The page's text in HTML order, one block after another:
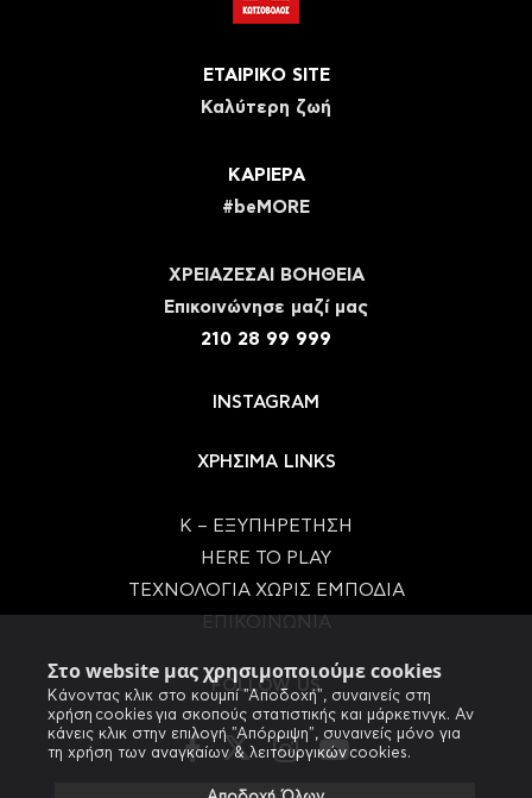
Στο website μας χρησιμοποιούμε cookies
Κάνοντας κλικ στο κουμπί "Αποδοχή", συναινείς στη
χρήση cookies για σκοπούς στατιστικής και μάρκετινγκ. Αν
κάνεις κλικ στην επιλογή "Απόρριψη", συναινείς μόνο για
τη χρήση των αναγκαίων & λειτουργικών cookies.
ΕΤΑΙΡΙΚΟ SITE
Καλύτερη ζωή
ΚΑΡΙΕΡΑ
#beMORE
ΧΡΕΙΑΖΕΣΑΙ ΒΟΗΘΕΙΑ
Eπικοινώνησε μαζί μας
210 28 99 999
INSTAGRAM
ΧΡΗΣΙΜΑ LINKS
Κ – ΕΞΥΠΗΡΕΤΗΣΗ
HERE TO PLAY
ΤΕΧΝΟΛΟΓΙΑ ΧΩΡΙΣ ΕΜΠΟΔΙΑ
FOLLOW US